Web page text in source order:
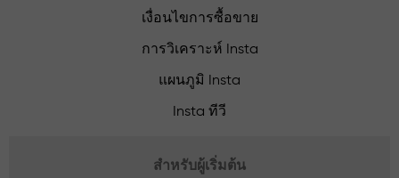
เงื่อนไขการซื้อขาย
การวิเคราะห์ Insta
แผนภูมิ Insta
Insta ทีวี
สำหรับผู้เริ่มต้น